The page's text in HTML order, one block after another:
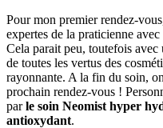
Pour mon premier rendez-
expertes de la praticienne
Cela parait peu, toutefois
de toutes les vertus des
rayonnante. A la fin du soin,
prochain rendez-vous !
parle soin Neomist hyper
antioxydant.